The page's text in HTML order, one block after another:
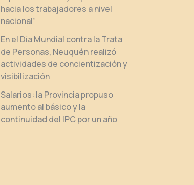
hacia los trabajadores a nivel
nacional”
En el Día Mundial contra la Trata
de Personas, Neuquén realizó
actividades de concientización y
visibilización
Salarios: la Provincia propuso
aumento al básico y la
continuidad del IPC por un año